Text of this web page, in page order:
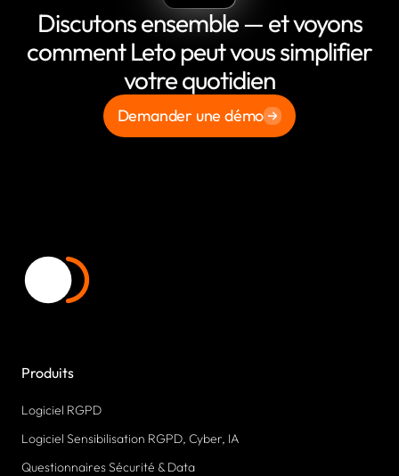
Discutons ensemble — et voyons
comment Leto peut vous simplifier
votre quotidien
Demander une démo
Produits
Logiciel RGPD
Logiciel Sensibilisation RGPD, Cyber, IA
Questionnaires Sécurité & Data